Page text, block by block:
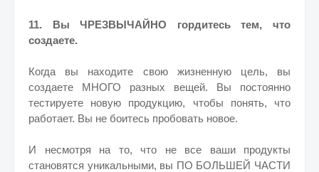
11. Вы ЧРЕЗВЫЧАЙНО гордитесь тем, что
создаете.
Когда вы находите свою жизненную цель, вы
создаете МНОГО разных вещей. Вы постоянно
тестируете новую продукцию, чтобы понять, что
работает. Вы не боитесь пробовать новое.
И несмотря на то, что не все ваши продукты
становятся уникальными, вы ПО БОЛЬШЕЙ ЧАСТИ